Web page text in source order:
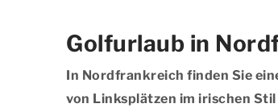
Golfurlaub in
In Nordfrankreich finden Sie
von Linksplätzen im irischen